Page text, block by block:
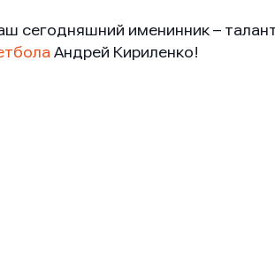
сегодняшний именинник –
Андрей Кириленко!